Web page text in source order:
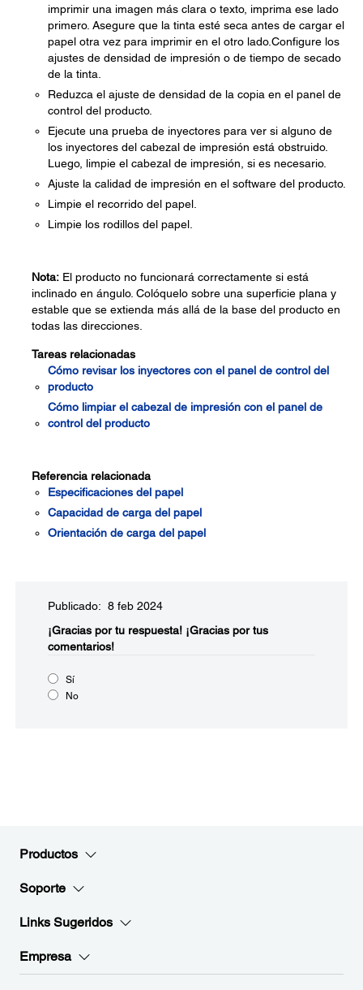
imprimir una imagen más clara o texto, imprima ese lado
primero. Asegure que la tinta esté seca antes de cargar el
papel otra vez para imprimir en el otro lado.Configure los
ajustes de densidad de impresión o de tiempo de secado
de la tinta.
Reduzca el ajuste de densidad de la copia en el panel de
control del producto.
Ejecute una prueba de inyectores para ver si alguno de
los inyectores del cabezal de impresión está obstruido.
Luego, limpie el cabezal de impresión, si es necesario.
Ajuste la calidad de impresión en el software del producto.
Limpie el recorrido del papel.
Limpie los rodillos del papel.
Nota: El producto no funcionará correctamente si está
inclinado en ángulo. Colóquelo sobre una superficie plana y
estable que se extienda más allá de la base del producto en
todas las direcciones.
Tareas relacionadas
Cómo revisar los inyectores con el panel de control del
producto
Cómo limpiar el cabezal de impresión con el panel de
control del producto
Referencia relacionada
Especificaciones del papel
Capacidad de carga del papel
Orientación de carga del papel
Publicado: 8 feb 2024
¡Gracias por tu respuesta! ¡Gracias por tus
comentarios!
Sí
No
Productos
Soporte
Links Sugeridos
Empresa